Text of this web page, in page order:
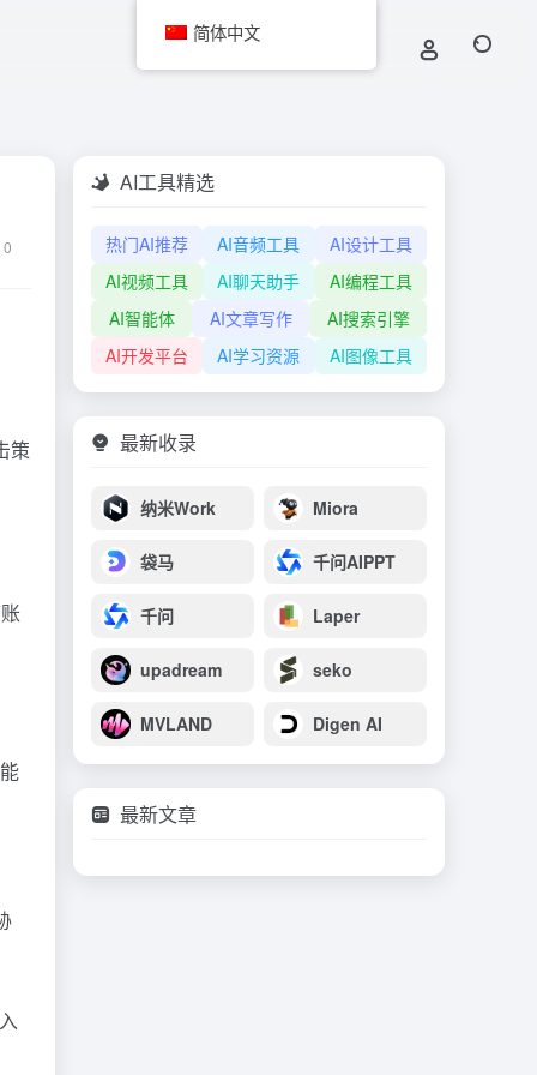
0
策
AI工具精选
热门AI推荐 AI音频工具
AI设计工具
AI视频工具
AI聊天助手
AI编程工具
AI智能体
AI文章写作
AI搜索引擎
AI开发平台
AI学习资源 AI图像工具
最新收录
纳米Work Miora
袋马 千问AIPPT
千问 Laper
upadream seko
MVLAND Digen AI
最新文章
简体中文